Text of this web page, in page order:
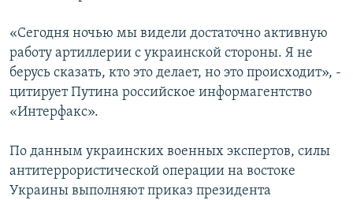
«Сегодня ночью мы видели достаточно активную
работу артиллерии с украинской стороны. Я не
берусь сказать, кто это делает, но это происходит», -
цитирует Путина российское информагентство
«Интерфакс».
По данным украинских военных экспертов, силы
антитеррористической операции на востоке
Украины выполняют приказ президента